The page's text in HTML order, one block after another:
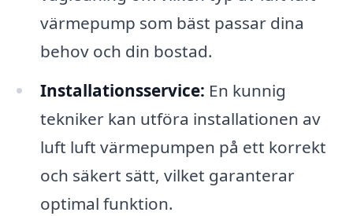
värmepump som bäst passar dina
behov och din bostad.
Installationsservice: En kunnig
tekniker kan utföra installationen av
luft luft värmepumpen på ett korrekt
och säkert sätt, vilket garanterar
optimal funktion.